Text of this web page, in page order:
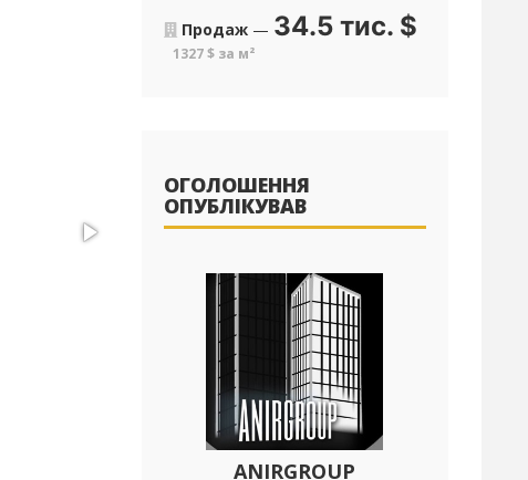
Продаж— 34.5 тис. $
1327 $ за м²
ОГОЛОШЕННЯ
ОПУБЛІКУВАВ
ANIRGROUP